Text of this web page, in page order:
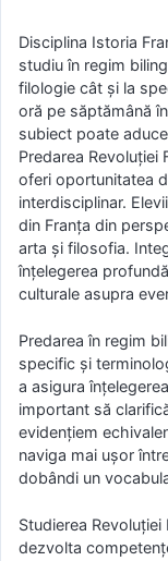
Disciplina Istoria
studiu în regim
filologie cât și la
oră pe săptămână
subiect poate
Predarea Revoluției
oferi oportunitatea
interdisciplinar.
din Franța din
arta și filosofia.
înțelegerea
culturale asupra
Predarea în regim
specific și
a asigura
important să
evidențiem
naviga mai ușor
dobândi un
Studierea
dezvolta